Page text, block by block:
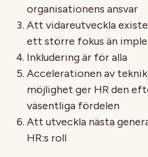
organisationens ansvar
Att vidareutveckla
ett större fokus än
Inkludering är för alla
Accelerationen av
möjlighet ger HR den
väsentliga fördelen
Att utveckla nästa
HR:s roll